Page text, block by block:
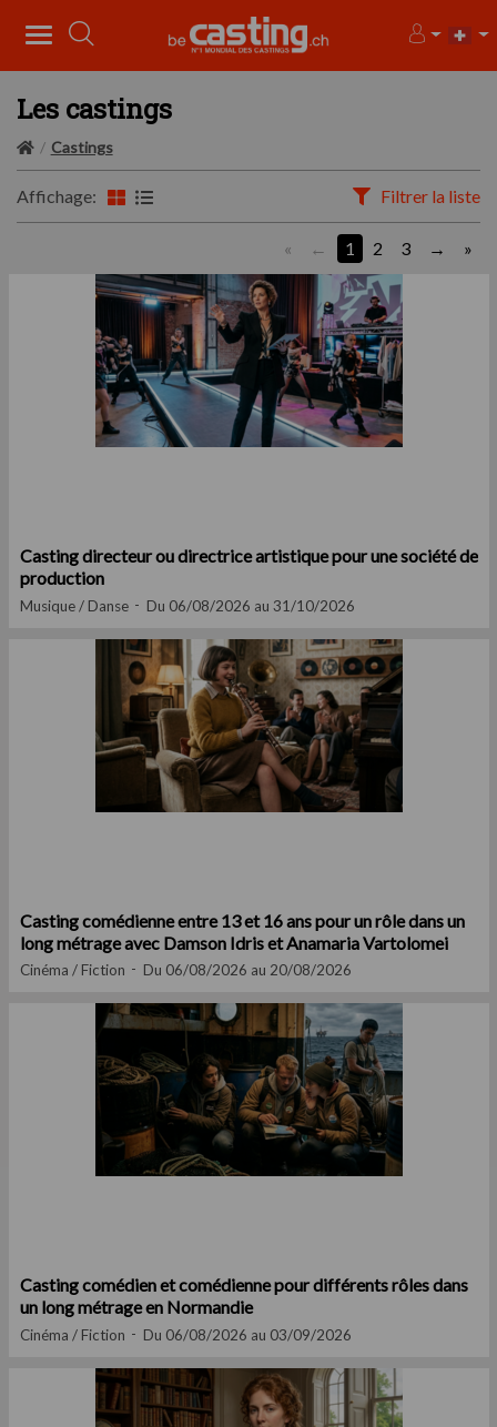
Les castings
Castings
Affichage: Filtrer la liste
« 1 2 3 »
Casting directeur ou directrice artistique pour une société de
production
Musique / Danse Du 06/08/2026 au 31/10/2026
Casting comédienne entre 13 et 16 ans pour un rôle dans un
long métrage avec Damson Idris et Anamaria Vartolomei
Cinéma / Fiction Du 06/08/2026 au 20/08/2026
Casting comédien et comédienne pour différents rôles dans
un long métrage en Normandie
Cinéma / Fiction Du 06/08/2026 au 03/09/2026